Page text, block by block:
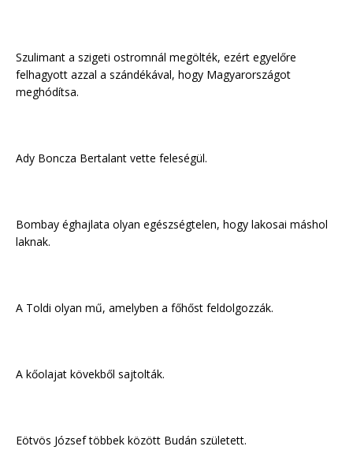
Szulimant a szigeti ostromnál megölték, ezért egyelőre
felhagyott azzal a szándékával, hogy Magyarországot
meghódítsa.
Ady Boncza Bertalant vette feleségül.
Bombay éghajlata olyan egészségtelen, hogy lakosai máshol
laknak.
A Toldi olyan mű, amelyben a főhőst feldolgozzák.
A kőolajat kövekből sajtolták.
Eötvös József többek között Budán született.